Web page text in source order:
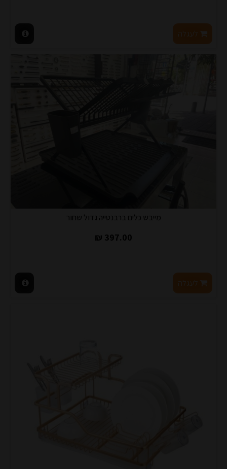
לעגלה
מייבש כלים ברבנטייה גדול שחור
397.00 ₪
לעגלה